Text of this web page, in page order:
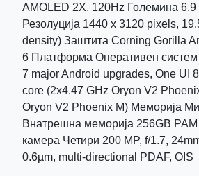
AMOLED 2X, 120Hz Големина 6.9
Резолуција 1440 x 3120 pixels,
density) Заштита Corning Gorilla
6 Платформа Оперативен систем
7 major Android upgrades, One UI
core (2x4.47 GHz Oryon V2
Oryon V2 Phoenix M) Меморија
Внатрешна меморија 256GB РАМ
камера Четири 200 MP, f/1.7,
0.6µm, multi-directional PDAF, OIS